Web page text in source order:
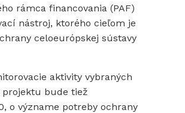
rámca financovania (PAF)
nástroj, ktorého cieľom je
celoeurópskej sústavy
aktivity vybraných
projektu bude tiež
o význame potreby ochrany